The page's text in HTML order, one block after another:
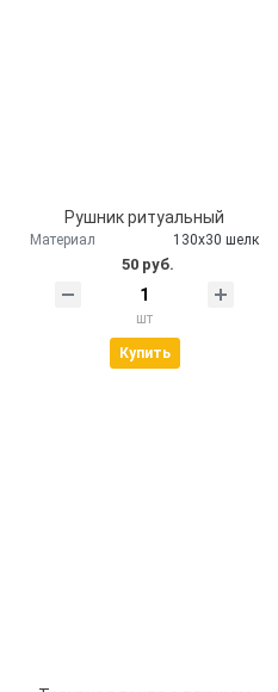
Рушник ритуальный
Материал 130х30 шелк
50 руб.
шт
Купить